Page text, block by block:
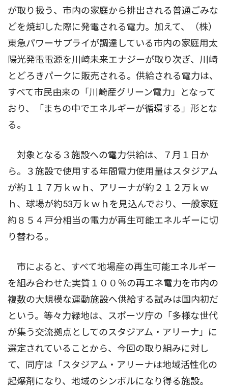
が取り扱う、市内の家庭から排出される普通ごみな
どを焼却した際に発電される電力。加えて、（株）
東急パワーサプライが調達している市内の家庭用太
陽光発電電源を川崎未来エナジーが取り次ぎ、川崎
とどろきパークに販売される。供給される電力は、
すべて市民由来の「川崎産グリーン電力」となって
おり、「まちの中でエネルギーが循環する」形とな
る。
対象となる３施設への電力供給は、７月１日か
ら。３施設で使用する年間電力使用量はスタジアム
が約１１７万ｋｗｈ、アリーナが約２１２万ｋｗ
ｈ、球場が約53万ｋｗｈを見込んでおり、一般家庭
約８５４戸分相当の電力が再生可能エネルギーに切
り替わる。
市によると、すべて地場産の再生可能エネルギー
を組み合わせた実質１００％の再エネ電力を市内の
複数の大規模な運動施設へ供給する試みは国内初だ
という。等々力緑地は、スポーツ庁の「多様な世代
が集う交流拠点としてのスタジアム・アリーナ」に
選定されていることから、今回の取り組みに対し
て、同庁は「スタジアム・アリーナは地域活性化の
起爆剤になり、地域のシンボルになり得る施設。